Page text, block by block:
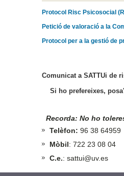
Protocol Risc Psicosocial
Petició de valoració a la
Protocol per a la gestió de
Comunicat a SATTUi de
Si ho prefereixes,
Recorda: No ho
Telèfon:96 38 64959
Mòbil: 722 23 08 04
C.e.: sattui@uv.es